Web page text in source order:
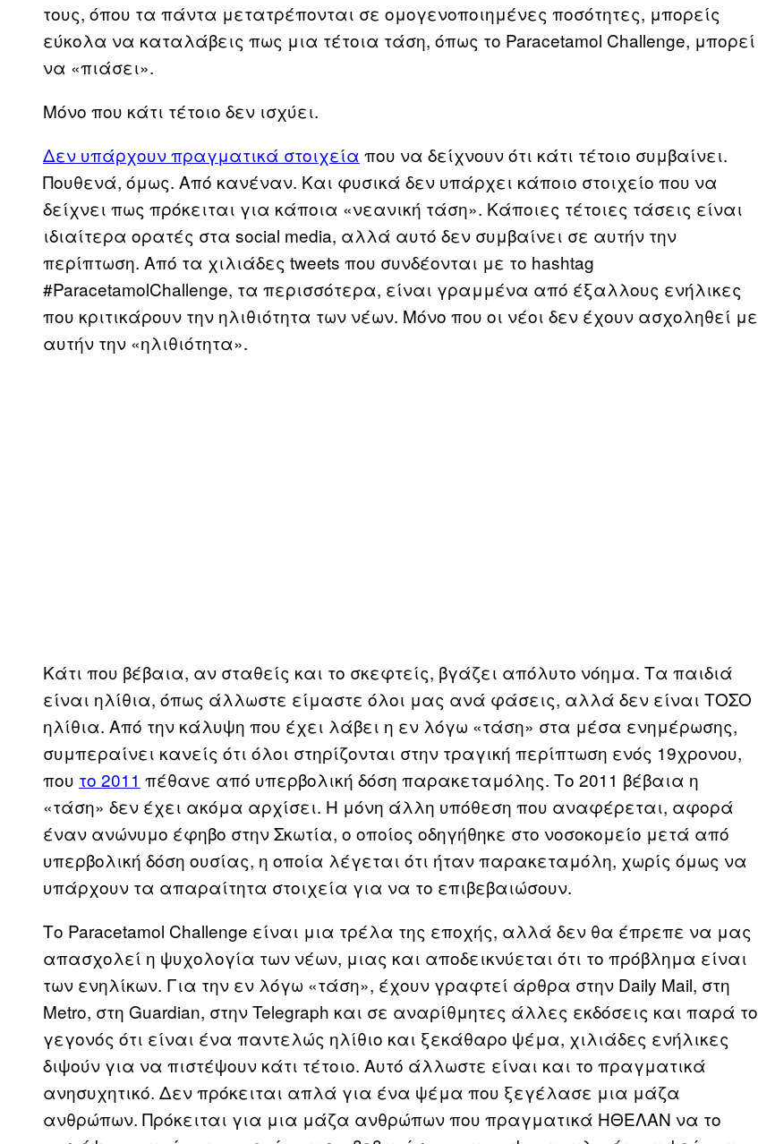
τους, όπου τα πάντα μετατρέπονται σε ομογενοποιημένες ποσότητες, μπορείς
εύκολα να καταλάβεις πως μια τέτοια τάση, όπως το Paracetamol Challenge, μπορεί
να «πιάσει».
Μόνο που κάτι τέτοιο δεν ισχύει.
Δεν υπάρχουν πραγματικά στοιχεία που να δείχνουν ότι κάτι τέτοιο συμβαίνει.
Πουθενά, όμως. Από κανέναν. Και φυσικά δεν υπάρχει κάποιο στοιχείο που να
δείχνει πως πρόκειται για κάποια «νεανική τάση». Κάποιες τέτοιες τάσεις είναι
ιδιαίτερα ορατές στα social media, αλλά αυτό δεν συμβαίνει σε αυτήν την
περίπτωση. Από τα χιλιάδες tweets που συνδέονται με το hashtag
#ParacetamolChallenge, τα περισσότερα, είναι γραμμένα από έξαλλους ενήλικες
που κριτικάρουν την ηλιθιότητα των νέων. Μόνο που οι νέοι δεν έχουν ασχοληθεί με
αυτήν την «ηλιθιότητα».
Κάτι που βέβαια, αν σταθείς και το σκεφτείς, βγάζει απόλυτο νόημα. Τα παιδιά
είναι ηλίθια, όπως άλλωστε είμαστε όλοι μας ανά φάσεις, αλλά δεν είναι ΤΟΣΟ
ηλίθια. Από την κάλυψη που έχει λάβει η εν λόγω «τάση» στα μέσα ενημέρωσης,
συμπεραίνει κανείς ότι όλοι στηρίζονται στην τραγική περίπτωση ενός 19χρονου,
που το 2011 πέθανε από υπερβολική δόση παρακεταμόλης. Το 2011 βέβαια η
«τάση» δεν έχει ακόμα αρχίσει. Η μόνη άλλη υπόθεση που αναφέρεται, αφορά
έναν ανώνυμο έφηβο στην Σκωτία, ο οποίος οδηγήθηκε στο νοσοκομείο μετά από
υπερβολική δόση ουσίας, η οποία λέγεται ότι ήταν παρακεταμόλη, χωρίς όμως να
υπάρχουν τα απαραίτητα στοιχεία για να το επιβεβαιώσουν.
Το Paracetamol Challenge είναι μια τρέλα της εποχής, αλλά δεν θα έπρεπε να μας
απασχολεί η ψυχολογία των νέων, μιας και αποδεικνύεται ότι το πρόβλημα είναι
των ενηλίκων. Για την εν λόγω «τάση», έχουν γραφτεί άρθρα στην Daily Mail, στη
Metro, στη Guardian, στην Telegraph και σε αναρίθμητες άλλες εκδόσεις και παρά το
γεγονός ότι είναι ένα παντελώς ηλίθιο και ξεκάθαρο ψέμα, χιλιάδες ενήλικες
διψούν για να πιστέψουν κάτι τέτοιο. Αυτό άλλωστε είναι και το πραγματικά
ανησυχητικό. Δεν πρόκειται απλά για ένα ψέμα που ξεγέλασε μια μάζα
ανθρώπων. Πρόκειται για μια μάζα ανθρώπων που πραγματικά ΗΘΕΛΑΝ να το